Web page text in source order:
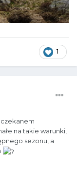
1
na takie warunki,
sezonu, a